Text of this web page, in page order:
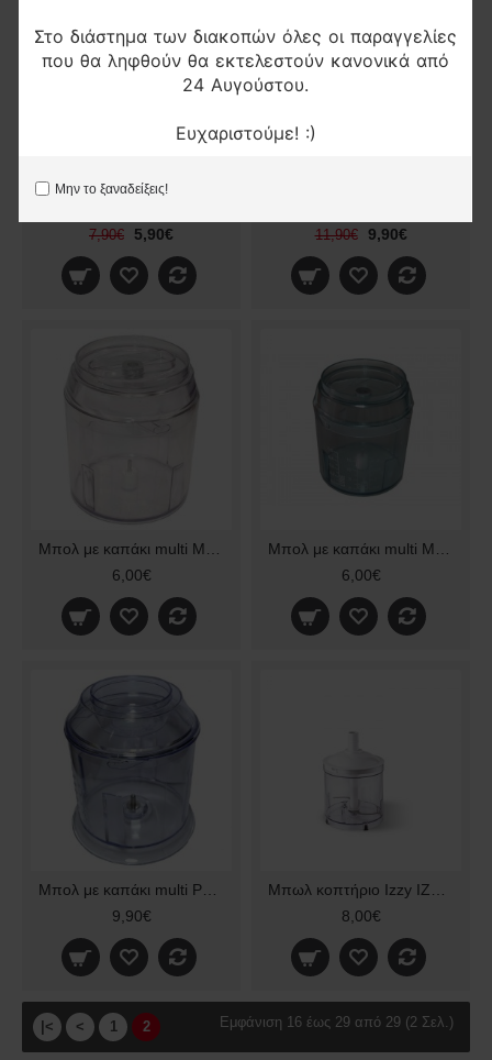
Στο διάστημα των διακοπών όλες οι παραγγελίες
που θα ληφθούν θα εκτελεστούν κανονικά από
24 Αυγούστου.
Ευχαριστούμε! :)
Μην το ξαναδείξεις!
7,90€ 5,90€ 11,90€ 9,90€
6,00€
6,00€
9,90€
8,00€
|< < 1 2 Εμφάνιση 16 έως 29 από 29 (2 Σελ.)